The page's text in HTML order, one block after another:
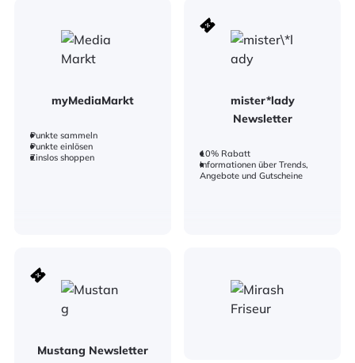
myMediaMarkt
Punkte sammeln
Punkte einlösen
Zinslos shoppen
mister*lady
Newsletter
10% Rabatt
Informationen über Trends,
Angebote und Gutscheine
Mustang Newsletter